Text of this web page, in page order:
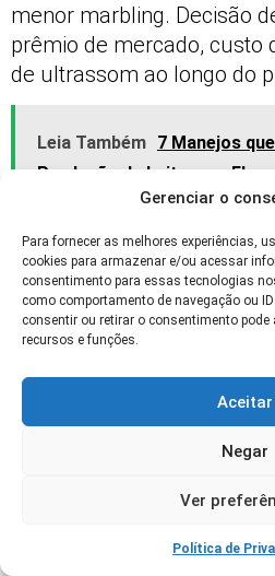
Gerenciar o
Para fornecer as melhores experiências,
cookies para armazenar e/ou acessar
consentimento para essas tecnologias
como comportamento de navegação ou
consentir ou retirar o consentimento
recursos e funções.
Aceitar
Negar
Ver
Política de
menor marbling. Decisão
prêmio de mercado, custo
de ultrassom ao longo do
Leia Também 7 Manejos
Produção de Leite sem
Quais Suplementos
Custo-benefício para
Confinamentos?
Para pequenos
maior custo-benefício
melhorar conversão,
gordura protegida para
energética. Esses
investimentos pesados.